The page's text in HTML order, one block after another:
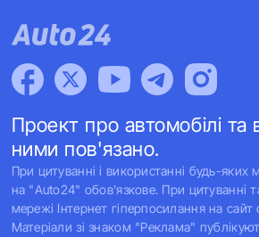
Проект про автомобілі
ними пов'язано.
При цитуванні і використанні будь-яких
на "Auto24" обов'язкове. При цитуванні
мережі Інтернет гіперпосилання на сайт
Матеріали зі знаком "Реклама"